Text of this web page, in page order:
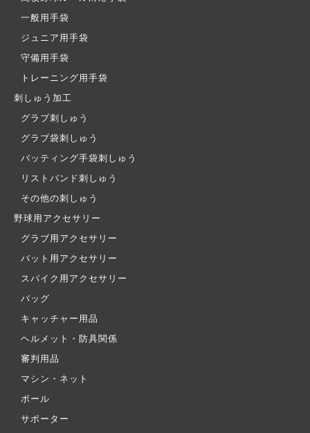
一般用手袋
ジュニア用手袋
守備用手袋
トレーニング用手袋
刺しゅう加工
グラブ刺しゅう
グラブ袋刺しゅう
バッティング手袋刺しゅう
リストバンド刺しゅう
その他の刺しゅう
野球用アクセサリー
グラブ用アクセサリー
バット用アクセサリー
スパイク用アクセサリー
バッグ
キャッチャー用品
ヘルメット・防具関係
審判用品
マシン・ネット
ボール
サポーター